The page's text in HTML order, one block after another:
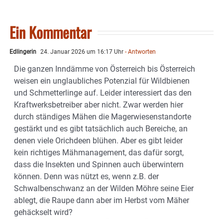
Ein Kommentar
Edlingerin 24. Januar 2026 um 16:17 Uhr - Antworten
Die ganzen Inndämme von Österreich bis Österreich
weisen ein unglaubliches Potenzial für Wildbienen
und Schmetterlinge auf. Leider interessiert das den
Kraftwerksbetreiber aber nicht. Zwar werden hier
durch ständiges Mähen die Magerwiesenstandorte
gestärkt und es gibt tatsächlich auch Bereiche, an
denen viele Orichdeen blühen. Aber es gibt leider
kein richtiges Mähmanagement, das dafür sorgt,
dass die Insekten und Spinnen auch überwintern
können. Denn was nützt es, wenn z.B. der
Schwalbenschwanz an der Wilden Möhre seine Eier
ablegt, die Raupe dann aber im Herbst vom Mäher
gehäckselt wird?